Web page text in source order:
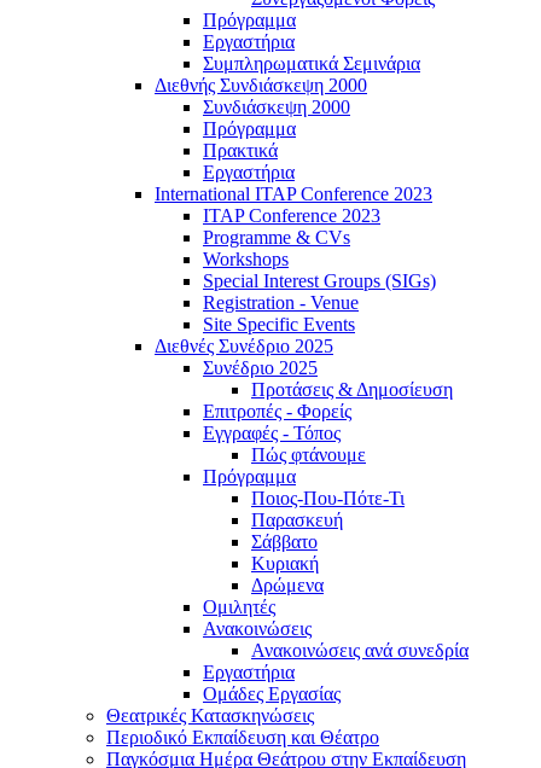
Πρόγραμμα
Εργαστήρια
Συμπληρωματικά Σεμινάρια
Διεθνής Συνδιάσκεψη 2000
Συνδιάσκεψη 2000
Πρόγραμμα
Πρακτικά
Εργαστήρια
International ITAP Conference 2023
ITAP Conference 2023
Programme & CVs
Workshops
Special Interest Groups (SIGs)
Registration - Venue
Site Specific Events
Διεθνές Συνέδριο 2025
Συνέδριο 2025
Προτάσεις & Δημοσίευση
Επιτροπές - Φορείς
Εγγραφές - Τόπος
Πώς φτάνουμε
Πρόγραμμα
Ποιος-Που-Πότε-Τι
Παρασκευή
Σάββατο
Κυριακή
Δρώμενα
Ομιλητές
Ανακοινώσεις
Ανακοινώσεις ανά συνεδρία
Εργαστήρια
Ομάδες Εργασίας
Θεατρικές Κατασκηνώσεις
Περιοδικό Εκπαίδευση και Θέατρο
Παγκόσμια Ημέρα Θεάτρου στην Εκπαίδευση